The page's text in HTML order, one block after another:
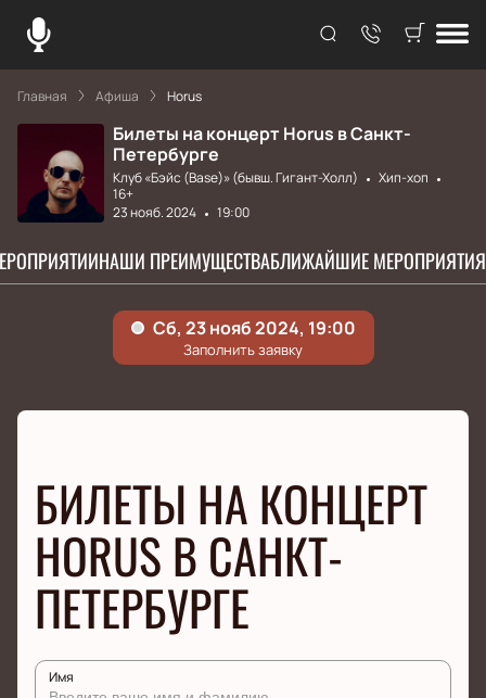
Главная Афиша Horus
Билеты на концерт Horus в Санкт-
Петербурге
Клуб «Бэйс (Base)» (бывш. Гигант-Холл)
Хип-хоп
16+
23 нояб. 2024
19:00
НАШИ ПРЕИМУЩЕСТВАБЛИЖАЙШИЕ МЕРОПРИЯТИЯ
БИЛЕТЫ НА КОНЦЕРТ
HORUS В САНКТ-
ПЕТЕРБУРГЕ
Имя